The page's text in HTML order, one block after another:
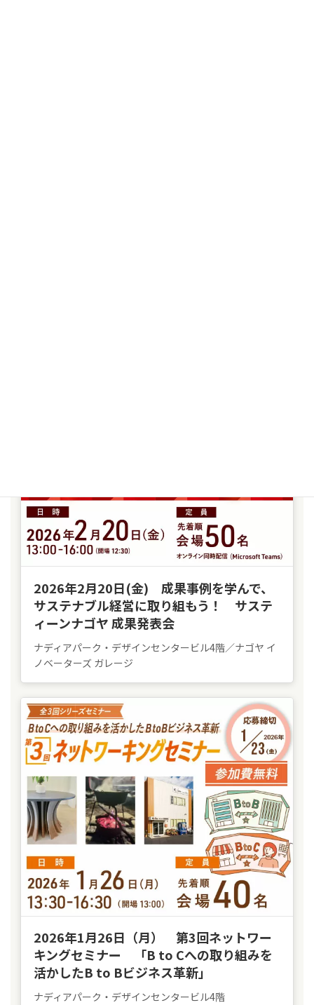
2026年2月20日(金) 成果事例を学んで、
サステナブル経営に取り組もう！ サステ
ィーンナゴヤ 成果発表会
ナディアパーク・デザインセンタービル4階／ナゴヤ イ
ノベーターズ ガレージ
2026年1月26日（月） 第3回ネットワー
キングセミナー 「B to Cへの取り組みを
活かしたB to Bビジネス革新」
ナディアパーク・デザインセンタービル4階